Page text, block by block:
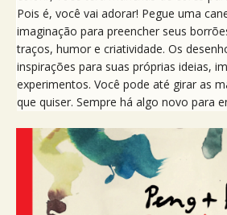
Pois é, você vai adorar! Pegue uma
imaginação para preencher seus
traços, humor e criatividade. Os
inspirações para suas próprias ideias,
experimentos. Você pode até girar as
que quiser. Sempre há algo novo para